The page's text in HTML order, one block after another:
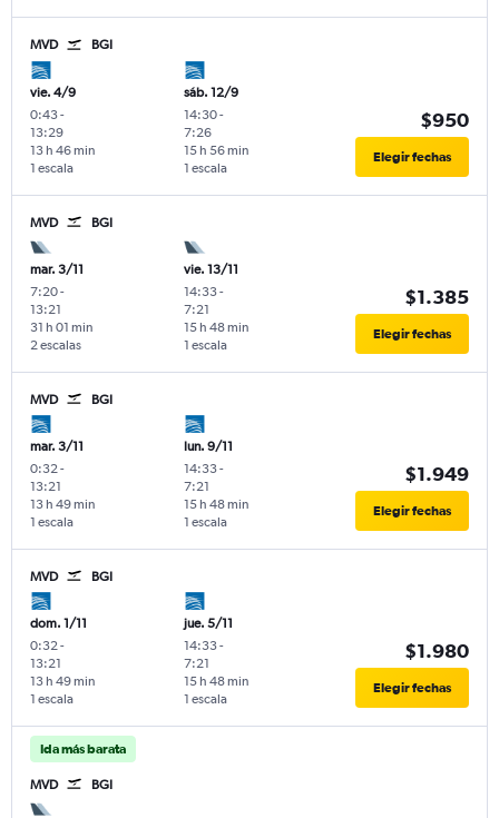
MVD BGI
vie. 4/9
0:43-
13:29
1 escala
13 h 46 min
sáb. 12/9
14:30-
7:26
1 escala
15 h 56 min
$950
Elegir fechas
MVD BGI
mar. 3/11
7:20-
13:21
2 escalas
31 h 01 min
vie. 13/11
14:33-
7:21
1 escala
15 h 48 min
$1.385
Elegir fechas
MVD BGI
mar. 3/11
0:32 -
13:21
1 escala
13 h 49 min
lun. 9/11
14:33-
7:21
1 escala
15 h 48 min
$1.949
Elegir fechas
MVD BGI
dom. 1/11
0:32-
13:21
1 escala
13 h 49 min
jue. 5/11
14:33-
7:21
1 escala
15 h 48 min
$1.980
Elegir fechas
Ida más barata
MVD BGI